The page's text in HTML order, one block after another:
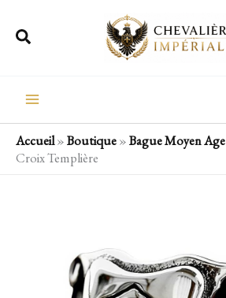
Rechercher
Accueil»Boutique»Bague Moyen Age
Croix Templière